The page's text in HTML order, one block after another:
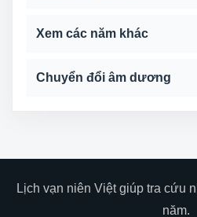
Xem các năm khác
Chuyển đổi âm dương
Lịch vạn niên Việt giúp tra cứu
năm.